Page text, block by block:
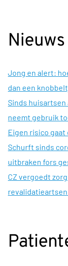
Nieuws
Jong en alert:
dan een
Sinds
neemt gebruik
Eigen risico
Schurft sinds
uitbraken fors
CZ vergoedt